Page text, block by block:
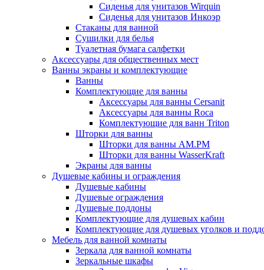
Сиденья для унитазов Wirquin
Сиденья для унитазов Инкоэр
Стаканы для ванной
Сушилки для белья
Туалетная бумага салфетки
Аксессуары для общественных мест
Ванны экраны и комплектующие
Ванны
Комплектующие для ванны
Аксессуары для ванны Cersanit
Аксессуары для ванны Roca
Комплектующие для ванн Triton
Шторки для ванны
Шторки для ванны AM.PM
Шторки для ванны WasserKraft
Экраны для ванны
Душевые кабины и ограждения
Душевые кабины
Душевые ограждения
Душевые поддоны
Комплектующие для душевых кабин
Комплектующие для душевых уголков и
Мебель для ванной комнаты
Зеркала для ванной комнаты
Зеркальные шкафы